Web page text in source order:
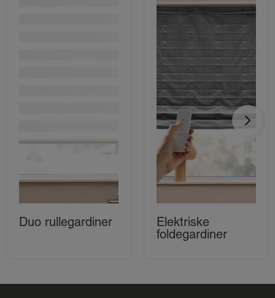
Duo rullegardiner
Elektriske
foldegardiner